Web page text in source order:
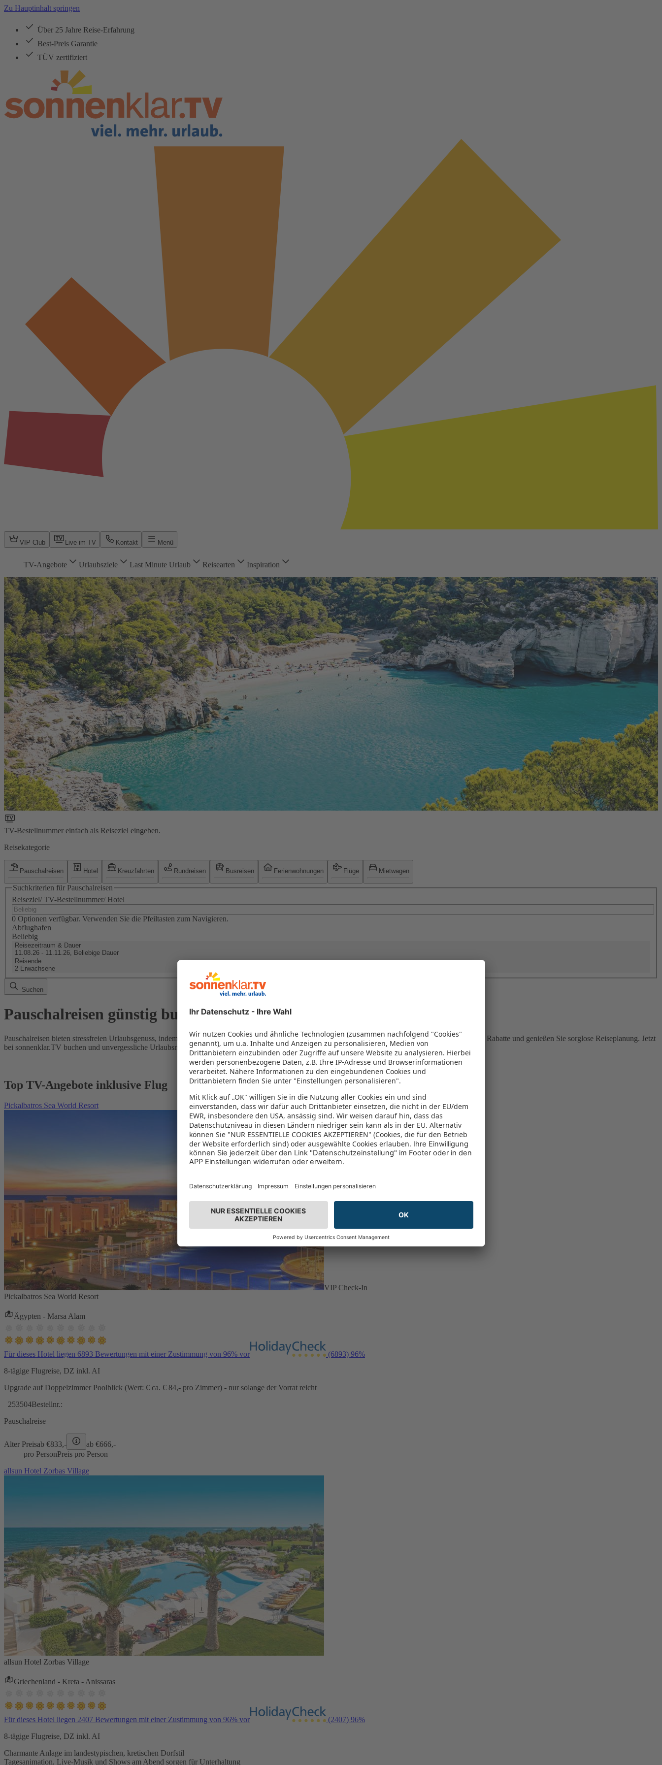
Zu Hauptinhalt springen
Über 25 Jahre Reise-Erfahrung
Best-Preis Garantie
TÜV zertifiziert
VIP Club Live im TV Kontakt Menü
TV-Angebote Urlaubsziele Last Minute Urlaub Reisearten Inspiration
TV-Bestellnummer einfach als Reiseziel eingeben.
Reisekategorie
Pauschalreisen Hotel Kreuzfahrten Rundreisen Busreisen Ferienwohnungen Flüge Mietwagen
Suchkriterien für Pauschalreisen
Reiseziel/ TV-Bestellnummer/ Hotel
0 Optionen verfügbar. Verwenden Sie die Pfeiltasten zum Navigieren.
Abflughafen
Beliebig
Reisezeitraum & Dauer
11.08.26 - 11.11.26, Beliebige Dauer
Reisende
2 Erwachsene
Suchen
Pauschalreisen günstig buchen
Pauschalreisen bieten stressfreien Urlaubsgenuss, indem Flug und Hotel in einem Paket kombiniert werden – das spart Zeit und Geld. Nutzen Sie attraktive Rabatte und genießen Sie sorglose Reiseplanung. Jetzt
bei sonnenklar.TV buchen und unvergessliche Urlaubsmomente erleben!
Top TV-Angebote inklusive Flug
Pickalbatros Sea World Resort
VIP Check-In
Pickalbatros Sea World Resort
Ägypten - Marsa Alam
Für dieses Hotel liegen 6893 Bewertungen mit einer Zustimmung von 96% vor (6893) 96%
8-tägige Flugreise, DZ inkl. AI
Upgrade auf Doppelzimmer Poolblick (Wert: € ca. € 84,- pro Zimmer) - nur solange der Vorrat reicht
253504Bestellnr.:
Pauschalreise
Alter Preisab €833,- ab €666,-
pro PersonPreis pro Person
allsun Hotel Zorbas Village
allsun Hotel Zorbas Village
Griechenland - Kreta - Anissaras
Für dieses Hotel liegen 2407 Bewertungen mit einer Zustimmung von 96% vor (2407) 96%
8-tägige Flugreise, DZ inkl. AI
Charmante Anlage im landestypischen, kretischen Dorfstil
Tagesanimation, Live-Musik und Shows am Abend sorgen für Unterhaltung